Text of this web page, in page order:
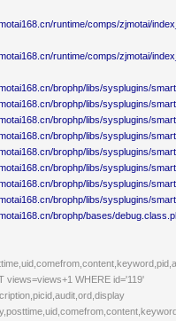
runtime/comps/zjmotai/
runtime/comps/zjmotai/
brophp/libs/sysplugins/
brophp/libs/sysplugins/
brophp/libs/sysplugins/
brophp/libs/sysplugins/
brophp/libs/sysplugins/
brophp/libs/sysplugins/
brophp/libs/sysplugins/
brophp/libs/sysplugins/
brophp/bases/
views=views+1 WHERE id='119'